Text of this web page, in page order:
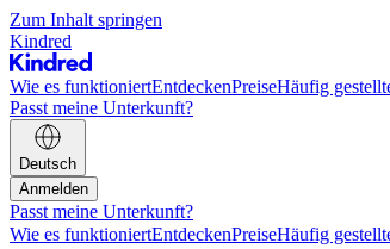
Zum Inhalt springen
Kindred
Wie es funktioniertEntdeckenPreiseHäufig
Passt meine Unterkunft?
Deutsch
Anmelden
Passt meine Unterkunft?
Wie es funktioniertEntdeckenPreiseHäufig